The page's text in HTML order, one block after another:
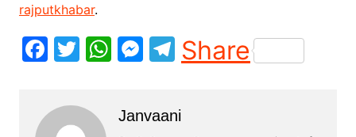
rajputkhabar.
F
c
e
T
itt
er
W
s
M
s
T
el
gr
Share
Janvaani